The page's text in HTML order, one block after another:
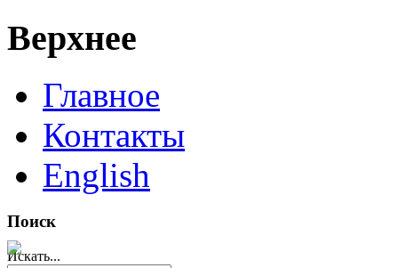
Верхнее
Главное
Контакты
English
Поиск
Искать...